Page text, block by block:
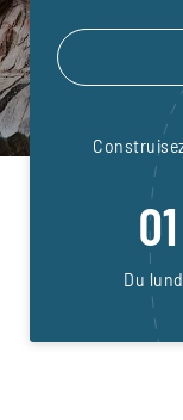
Du